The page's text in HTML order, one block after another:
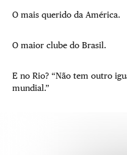
O mais querido da América.
O maior clube do Brasil.
E no Rio? “Não tem outro
mundial.”